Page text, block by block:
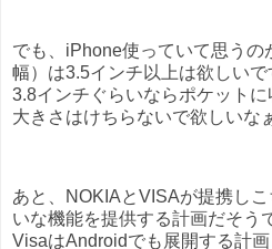
でも、iPhone使っていて思う
幅）は3.5インチ以上は欲しいで
3.8インチぐらいならポケット
大きさはけちらないで欲しいな
あと、NOKIAとVISAが提携し
いな機能を提供する計画だそう
VisaはAndroidでも展開する計画